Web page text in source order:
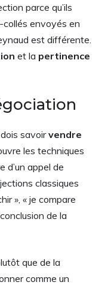
parce qu’ils
collés envoyés en
est différente.
et la pertinence
savoirvendre
les techniques
d’un appel de
classiques
», « je compare
de la
que de la
comme un